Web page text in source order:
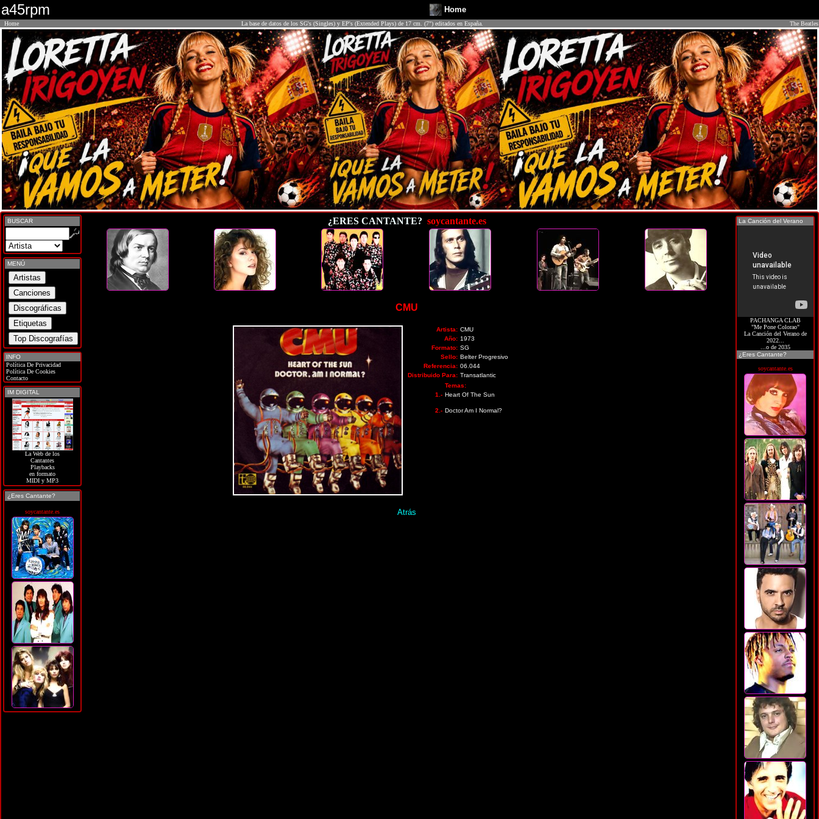
a45rpm Home
Home La base de datos de los SG's (Singles) y EP's (Extended Plays) de 17 cm. (7") editados en España. The Beatles
BUSCAR
MENÚ
INFO
Política De Privacidad
Política De Cookies
Contacto
IM DIGITAL
La Web de los
Cantantes
Playbacks
en formato
MIDI y MP3
¿Eres Cantante?
soycantante.es
¿ERES CANTANTE? soycantante.es
CMU
Artista: CMU
Año: 1973
Formato: SG
Sello: Belter Progresivo
Referencia: 06.044
Distribuido Para: Transatlantic
Temas:
1.- Heart Of The Sun
2.- Doctor Am I Normal?
Atrás
La Canción del Verano
PACHANGA CLAB
"Me Pone Colorao"
La Canción del Verano de
2022...
...o de 2035
¿Eres Cantante?
soycantante.es